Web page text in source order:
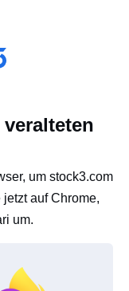
um stock3.com
auf Chrome,
um.